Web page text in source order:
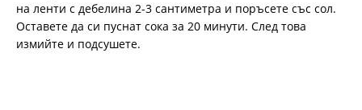
на ленти с дебелина 2-3 сантиметра и поръсете със сол.
Оставете да си пуснат сока за 20 минути. След това
измийте и подсушете.